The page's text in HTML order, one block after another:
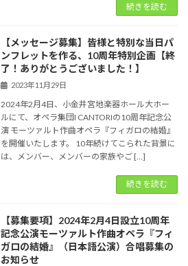
続きを読む
【メッセージ募集】皆様と特別な当日パ
ンフレットを作る、10周年特別企画【終
了！ありがとうございました！】
2023年11月29日
2024年2月4日、小金井宮地楽器ホール大ホー
ルにて、オペラ集団I CANTORIの10周年記念公
演 モーツァルト作曲オペラ『フィガロの結婚』
を開催いたします。 10年続けてこられた背景に
は、メンバー、メンバーの家族やご […]
続きを読む
【募集要項】2024年2月4日設立10周年
記念公演モーツァルト作曲オペラ『フィ
ガロの結婚』（日本語公演）合唱募集の
お知らせ